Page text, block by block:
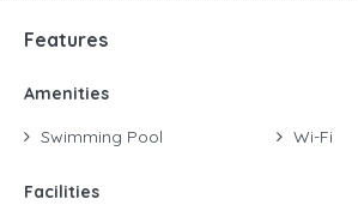
Features
Amenities
Swimming Pool
Wi-Fi
Facilities